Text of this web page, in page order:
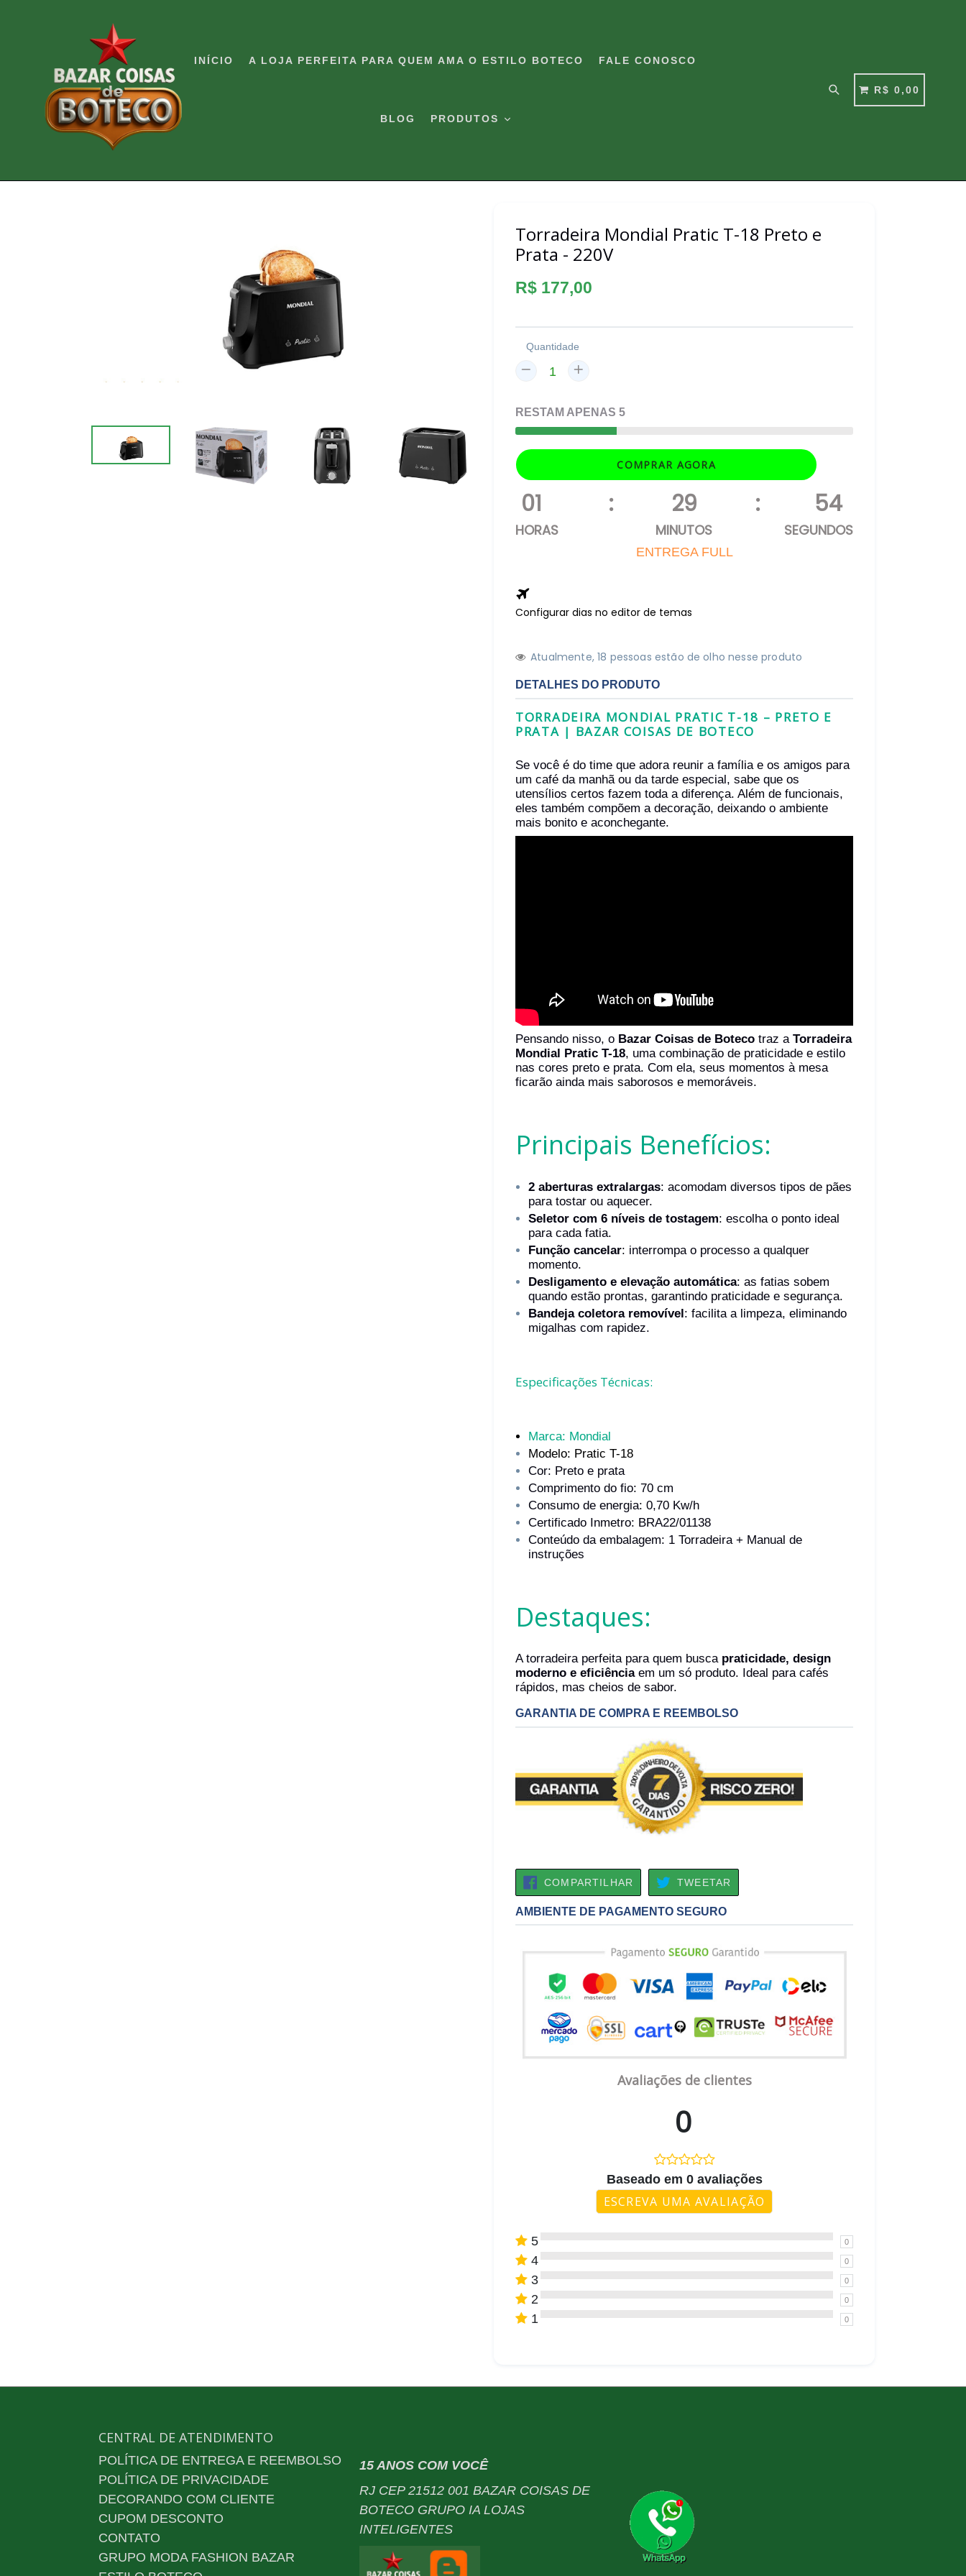
INÍCIO A LOJA PERFEITA PARA QUEM AMA O ESTILO BOTECO FALE CONOSCO
BLOG PRODUTOS
Pesquisar
CARRINHO
CARRINHO
R$ 0,00
Torradeira Mondial Pratic T-18 Preto e
Prata - 220V
Preço
R$ 177,00
Quantidade
RESTAM APENAS 5
COMPRAR AGORA
01 : 29 : 53
HORAS MINUTOS SEGUNDOS
ENTREGA FULL
Configurar dias no editor de temas
Atualmente,18 pessoas estão de olho nesse produto
DETALHES DO PRODUTO
TORRADEIRA MONDIAL PRATIC T-18 – PRETO E
PRATA | BAZAR COISAS DE BOTECO
Se você é do time que adora reunir a família e os amigos para
um café da manhã ou da tarde especial, sabe que os
utensílios certos fazem toda a diferença. Além de funcionais,
eles também compõem a decoração, deixando o ambiente
mais bonito e aconchegante.
Pensando nisso, o Bazar Coisas de Boteco traz a Torradeira
Mondial Pratic T-18, uma combinação de praticidade e estilo
nas cores preto e prata. Com ela, seus momentos à mesa
ficarão ainda mais saborosos e memoráveis.
Principais Benefícios:
2 aberturas extralargas: acomodam diversos tipos de pães
para tostar ou aquecer.
Seletor com 6 níveis de tostagem: escolha o ponto ideal
para cada fatia.
Função cancelar: interrompa o processo a qualquer
momento.
Desligamento e elevação automática: as fatias sobem
quando estão prontas, garantindo praticidade e segurança.
Bandeja coletora removível: facilita a limpeza, eliminando
migalhas com rapidez.
Especificações Técnicas:
Marca: Mondial
Modelo: Pratic T-18
Cor: Preto e prata
Comprimento do fio: 70 cm
Consumo de energia: 0,70 Kw/h
Certificado Inmetro: BRA22/01138
Conteúdo da embalagem: 1 Torradeira + Manual de
instruções
Destaques:
A torradeira perfeita para quem busca praticidade, design
moderno e eficiênciaem um só produto. Ideal para cafés
rápidos, mas cheios de sabor.
GARANTIA DE COMPRA E REEMBOLSO
COMPARTILHAR COMPARTILHAR
NO
FACEBOOK
TWEETAR
AMBIENTE DE PAGAMENTO SEGURO
Avaliações de clientes
0
Baseado em 0 avaliações
ESCREVA UMA AVALIAÇÃO
5 0
4 0
3 0
2 0
1 0
CENTRAL DE ATENDIMENTO
POLÍTICA DE ENTREGA E REEMBOLSO
POLÍTICA DE PRIVACIDADE
DECORANDO COM CLIENTE
CUPOM DESCONTO
CONTATO
GRUPO MODA FASHION BAZAR
15 ANOS COM VOCÊ
RJ CEP 21512 001 BAZAR COISAS DE
BOTECO GRUPO IA LOJAS
INTELIGENTES